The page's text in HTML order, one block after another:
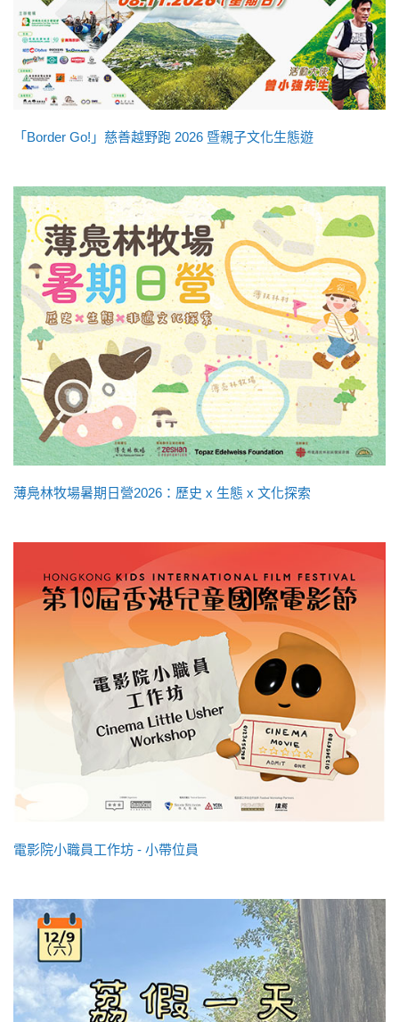
「Border Go!」慈善越野跑 2026 暨親子文化生態遊
薄鳧林牧場暑期日營2026：歷史 x 生態 x 文化探索
電影院小職員工作坊 - 小帶位員